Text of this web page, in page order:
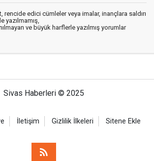
rencide edici cümleler veya imalar, inançlara saldırı
yazılmamış,
ve büyük harflerle yazılmış yorumlar
Sivas Haberleri © 2025
İletişim Gizlilik İlkeleri Sitene Ekle